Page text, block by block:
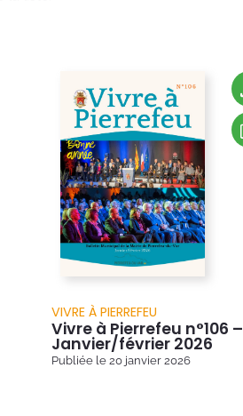
VIVRE À PIERREFEU
Vivre à Pierrefeu n°106 –
Janvier/février 2026
Publiée le 20 janvier 2026